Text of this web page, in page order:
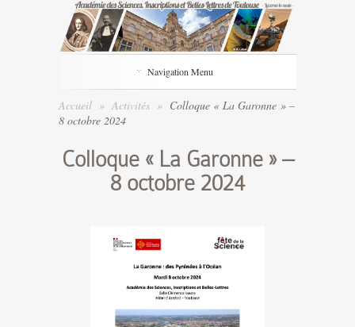
Navigation Menu
Accueil » Activités » Colloque « La Garonne » –
8 octobre 2024
Colloque « La Garonne » –
8 octobre 2024